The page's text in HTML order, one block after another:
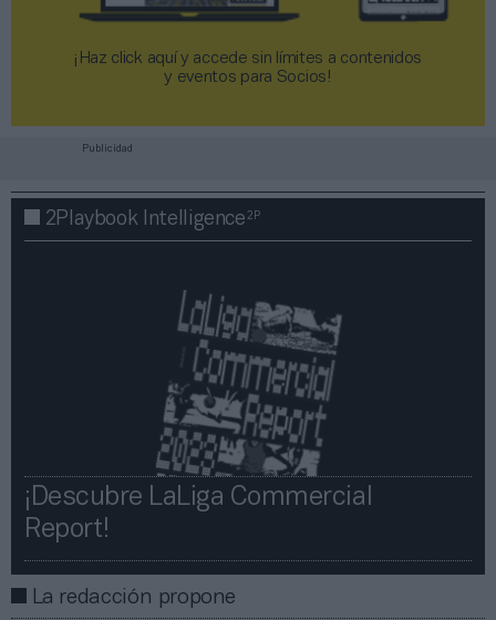
¡Haz click aquí y accede sin límites a contenidos
y eventos para Socios!​​​​​​​
Publicidad
2Playbook Intelligence2P
¡Descubre LaLiga Commercial
Report!​​
La redacción propone